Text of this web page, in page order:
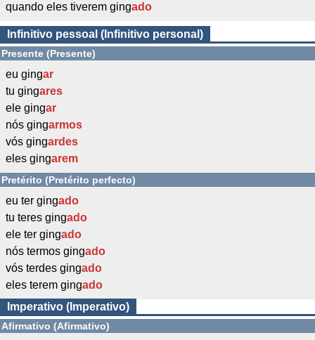
quando eles tiverem gingado
Infinitivo pessoal (Infinitivo personal)
Presente (Presente)
eu gingar
tu gingares
ele gingar
nós gingarmos
vós gingardes
eles gingarem
Pretérito (Pretérito perfecto)
eu ter gingado
tu teres gingado
ele ter gingado
nós termos gingado
vós terdes gingado
eles terem gingado
Imperativo (Imperativo)
Afirmativo (Afirmativo)